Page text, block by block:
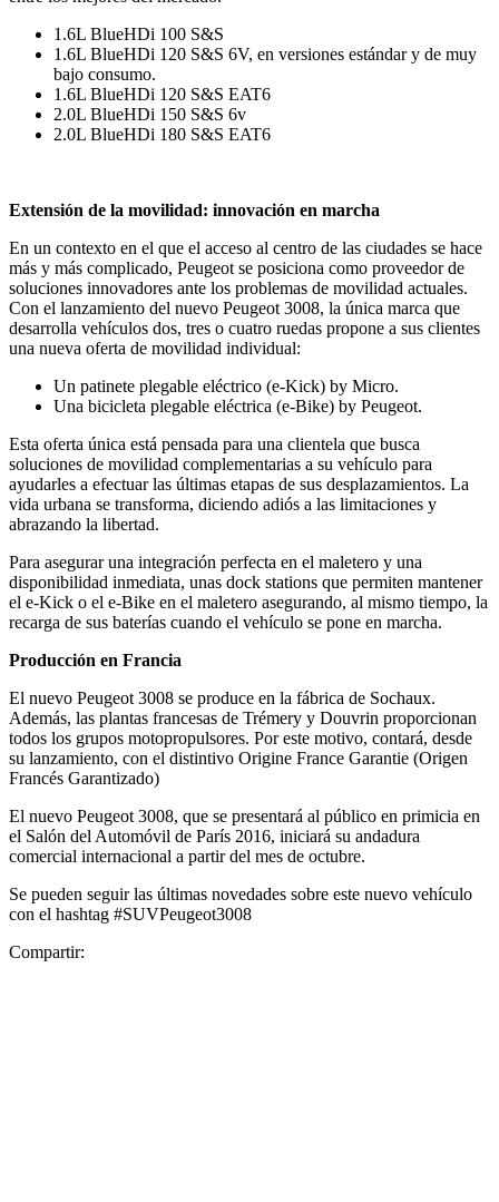
1.6L BlueHDi 100 S&S
1.6L BlueHDi 120 S&S 6V, en versiones estándar y de muy
bajo consumo.
1.6L BlueHDi 120 S&S EAT6
2.0L BlueHDi 150 S&S 6v
2.0L BlueHDi 180 S&S EAT6
Extensión de la movilidad: innovación en marcha
En un contexto en el que el acceso al centro de las ciudades se hace
más y más complicado, Peugeot se posiciona como proveedor de
soluciones innovadores ante los problemas de movilidad actuales.
Con el lanzamiento del nuevo Peugeot 3008, la única marca que
desarrolla vehículos dos, tres o cuatro ruedas propone a sus clientes
una nueva oferta de movilidad individual:
Un patinete plegable eléctrico (e-Kick) by Micro.
Una bicicleta plegable eléctrica (e-Bike) by Peugeot.
Esta oferta única está pensada para una clientela que busca
soluciones de movilidad complementarias a su vehículo para
ayudarles a efectuar las últimas etapas de sus desplazamientos. La
vida urbana se transforma, diciendo adiós a las limitaciones y
abrazando la libertad.
Para asegurar una integración perfecta en el maletero y una
disponibilidad inmediata, unas dock stations que permiten mantener
el e-Kick o el e-Bike en el maletero asegurando, al mismo tiempo, la
recarga de sus baterías cuando el vehículo se pone en marcha.
Producción en Francia
El nuevo Peugeot 3008 se produce en la fábrica de Sochaux.
Además, las plantas francesas de Trémery y Douvrin proporcionan
todos los grupos motopropulsores. Por este motivo, contará, desde
su lanzamiento, con el distintivo Origine France Garantie (Origen
Francés Garantizado)
El nuevo Peugeot 3008, que se presentará al público en primicia en
el Salón del Automóvil de París 2016, iniciará su andadura
comercial internacional a partir del mes de octubre.
Se pueden seguir las últimas novedades sobre este nuevo vehículo
con el hashtag #SUVPeugeot3008
Compartir: